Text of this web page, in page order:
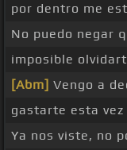
por dentro me
No puedo negar
imposible
[Abm] Vengo a
gastarte esta
Ya nos viste, no